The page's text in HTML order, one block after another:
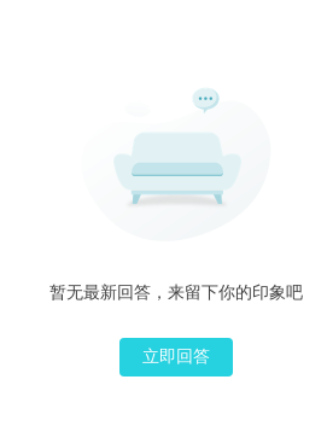
暂无最新回答，来留下你的印象吧
立即回答